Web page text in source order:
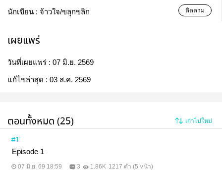
นักเขียน : จ้าวใจ/ขลุกขลิก ติดตาม
เผยแพร่
วันที่เผยแพร่ : 07 มิ.ย. 2569
แก้ไขล่าสุด : 03 ส.ค. 2569
ตอนทั้งหมด (25) เก่าไปใหม่
#1
Episode 1
07 มิ.ย. 69 18:59 3 1.86K 1217 คำ (5 หน้า)